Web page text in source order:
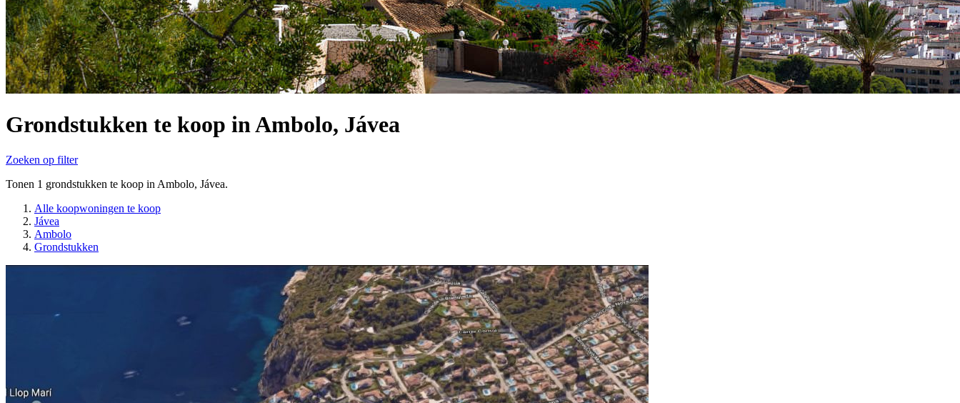
Grondstukken te koop in Ambolo, Jávea
Zoeken op filter
Tonen 1 grondstukken te koop in Ambolo, Jávea.
Alle koopwoningen te koop
Jávea
Ambolo
Grondstukken